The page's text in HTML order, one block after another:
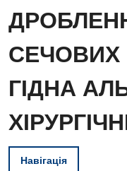
ГІДНА
Навігація